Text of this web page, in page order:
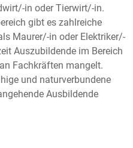
in oder Tierwirt/-in.
gibt es zahlreiche
Maurer/-in oder Elektriker/-
Auszubildende im Bereich
Fachkräften mangelt.
und naturverbundene
Ausbildende